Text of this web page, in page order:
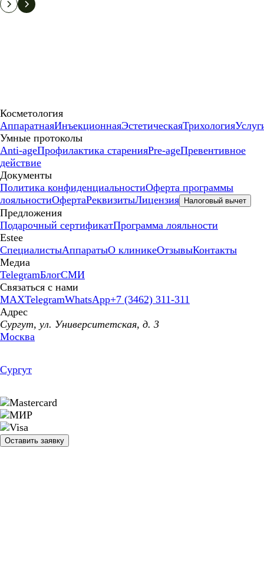
Косметология
АппаратнаяИнъекционнаяЭстетическаяТрихология
Умные протоколы
Anti-ageПрофилактика старенияPre-ageПревентивное
действие
Документы
Политика конфиденциальностиОферта программы
лояльностиОфертаРеквизитыЛицензия Налоговый вычет
Предложения
Подарочный сертификатПрограмма лояльности
Estee
СпециалистыАппаратыО клиникеОтзывыКонтакты
Медиа
TelegramБлогСМИ
Связаться с нами
MAXTelegramWhatsApp+7 (3462) 311-311
Адрес
Сургут, ул. Университетская, д. 3
Москва
Сургут
Оставить заявку